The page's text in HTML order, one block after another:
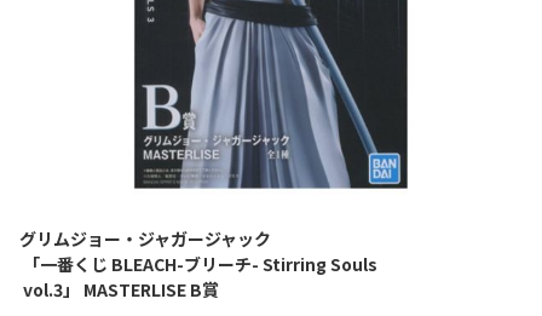
グリムジョー・ジャガージャック
「一番くじ BLEACH-ブリーチ- Stirring Souls
vol.3」 MASTERLISE B賞